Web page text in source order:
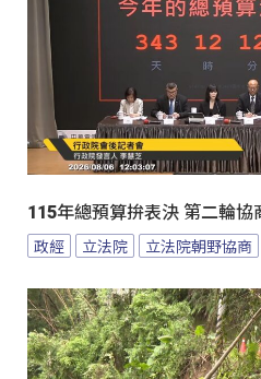
115年總預算拚表決 第二輪協
政經 立法院 立法院朝野協商